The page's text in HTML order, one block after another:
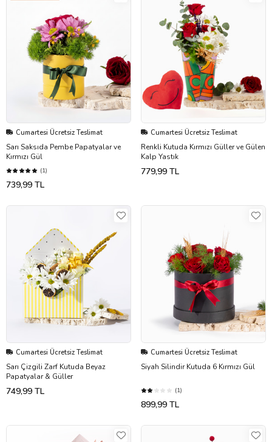
Cumartesi Ücretsiz Teslimat
Sarı Saksıda Pembe Papatyalar ve
Kırmızı Gül
(1)
739,99 TL
Cumartesi Ücretsiz Teslimat
Renkli Kutuda Kırmızı Güller ve Gülen
Kalp Yastık
779,99 TL
Cumartesi Ücretsiz Teslimat
Sarı Çizgili Zarf Kutuda Beyaz
Papatyalar & Güller
749,99 TL
Cumartesi Ücretsiz Teslimat
Siyah Silindir Kutuda 6 Kırmızı Gül
(1)
899,99 TL